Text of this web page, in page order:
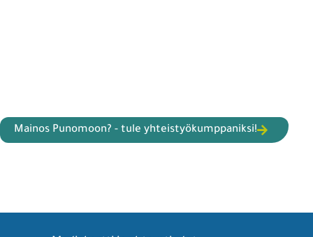
Mainos Punomoon? - tule yhteistyökumppaniksi!